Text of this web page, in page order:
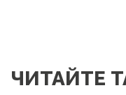
ЧИТАЙТЕ